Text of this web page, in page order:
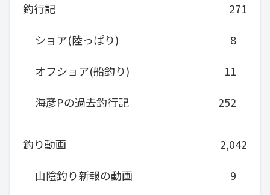
釣行記
271
ショア(陸っぱり)
8
オフショア(船釣り)
11
海彦Pの過去釣行記
252
釣り動画
2,042
山陰釣り新報の動画
9